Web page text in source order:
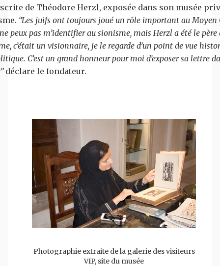
de Théodore Herzl, exposée dans son musée
“Les juifs ont toujours joué un rôle important au Moyen
peux pas m’identifier au sionisme, mais Herzl a été le père
c’était un visionnaire, je le regarde d’un point de vue
C’est un grand honneur pour moi d’exposer sa lettre
déclare le fondateur.
Photographie extraite de la galerie des visiteurs
VIP, site du musée